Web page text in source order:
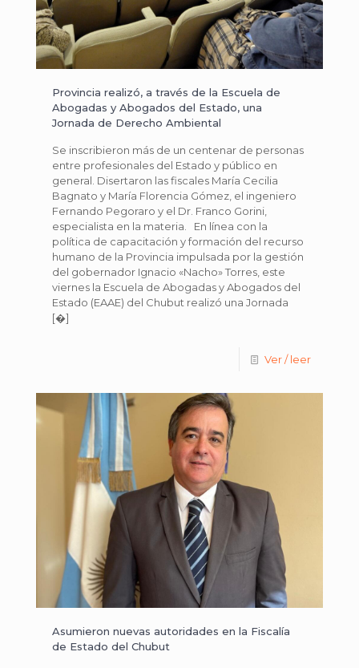
Provincia realizó, a través de la Escuela de
Abogadas y Abogados del Estado, una
Jornada de Derecho Ambiental
Se inscribieron más de un centenar de personas
entre profesionales del Estado y público en
general. Disertaron las fiscales María Cecilia
Bagnato y María Florencia Gómez, el ingeniero
Fernando Pegoraro y el Dr. Franco Gorini,
especialista en la materia. En línea con la
política de capacitación y formación del recurso
humano de la Provincia impulsada por la gestión
del gobernador Ignacio «Nacho» Torres, este
viernes la Escuela de Abogadas y Abogados del
Estado (EAAE) del Chubut realizó una Jornada
[�]
Ver / leer
Asumieron nuevas autoridades en la Fiscalía
de Estado del Chubut